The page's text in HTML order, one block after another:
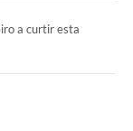
a curtir esta